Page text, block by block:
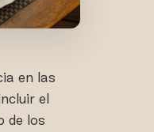
en las
el
de los